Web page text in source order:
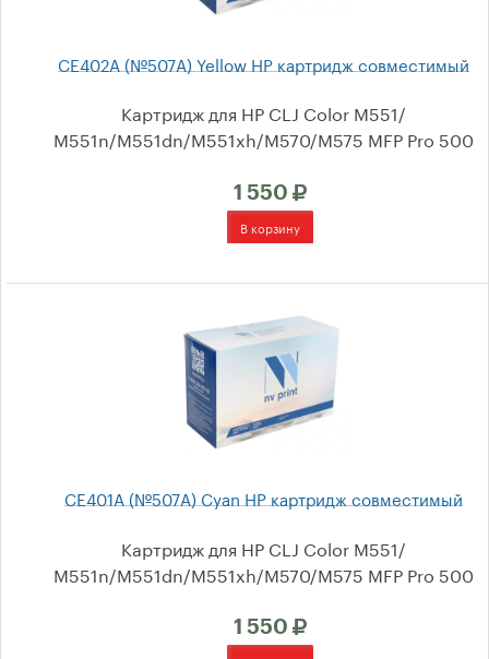
CE402A (№507A) Yellow HP картридж совместимый
Картридж для HP CLJ Color M551/
М551n/M551dn/M551xh/M570/M575 MFP Pro 500
1 550
CE401A (№507A) Cyan HP картридж совместимый
Картридж для HP CLJ Color M551/
М551n/M551dn/M551xh/M570/M575 MFP Pro 500
1 550